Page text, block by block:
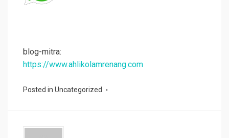
blog-mitra:
https://www.ahlikolamrenang.com
Posted in Uncategorized